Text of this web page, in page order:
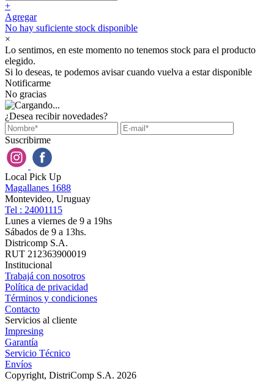
+
Agregar
No hay suficiente stock disponible
×
Lo sentimos, en este momento no tenemos stock para el producto
elegido.
Si lo deseas, te podemos avisar cuando vuelva a estar disponible
Notificarme
No gracias
¿Desea recibir novedades?
Suscribirme
Local Pick Up
Magallanes 1688
Montevideo, Uruguay
Tel : 24001115
Lunes a viernes de 9 a 19hs
Sábados de 9 a 13hs.
Districomp S.A.
RUT 212363900019
Institucional
Trabajá con nosotros
Política de privacidad
Términos y condiciones
Contacto
Servicios al cliente
Impresing
Garantía
Servicio Técnico
Envíos
Copyright, DistriComp S.A. 2026